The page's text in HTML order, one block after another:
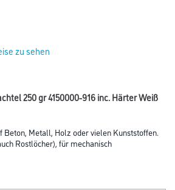
zu sehen
250 gr 4150000-916 inc. Härter Weiß
Beton, Metall, Holz oder vielen Kunststoffen.
Rostlöcher), für mechanisch